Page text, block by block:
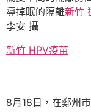
導掉眠的隔離新竹
李安 攝
新竹 HPV疫苗
8月18日，在鄭州